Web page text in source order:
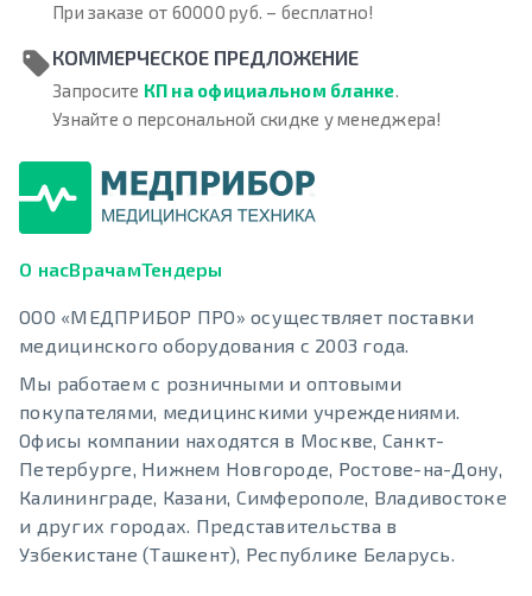
При заказе от 60000 руб. – бесплатно!
КОММЕРЧЕСКОЕ ПРЕДЛОЖЕНИЕ
Запросите КП на официальном бланке.
Узнайте о персональной скидке у менеджера!
О насВрачамТендеры
ООО «МЕДПРИБОР ПРО» осуществляет поставки
медицинского оборудования с 2003 года.
Мы работаем с розничными и оптовыми
покупателями, медицинскими учреждениями.
Офисы компании находятся в Москве, Санкт-
Петербурге, Нижнем Новгороде, Ростове-на-Дону,
Калининграде, Казани, Симферополе, Владивостоке
и других городах. Представительства в
Узбекистане (Ташкент), Республике Беларусь.